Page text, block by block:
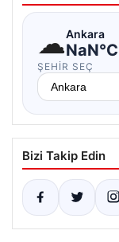
☁Ankara
NaN°C
ŞEHIR SEÇ
Bizi Takip Edin